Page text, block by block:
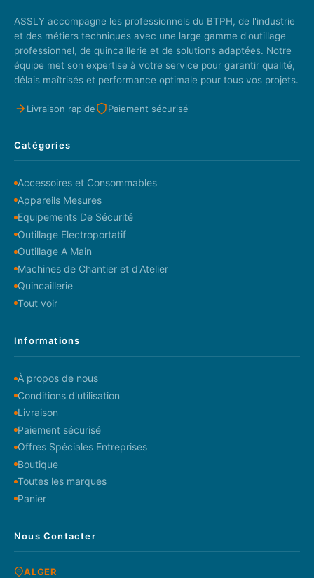
ASSLY accompagne les professionnels du BTPH, de l'industrie
et des métiers techniques avec une large gamme d'outillage
professionnel, de quincaillerie et de solutions adaptées. Notre
équipe met son expertise à votre service pour garantir qualité,
délais maîtrisés et performance optimale pour tous vos projets.
Livraison rapide Paiement sécurisé
Catégories
Accessoires et Consommables
Appareils Mesures
Equipements De Sécurité
Outillage Electroportatif
Outillage A Main
Machines de Chantier et d'Atelier
Quincaillerie
Tout voir
Informations
À propos de nous
Conditions d'utilisation
Livraison
Paiement sécurisé
Offres Spéciales Entreprises
Boutique
Toutes les marques
Panier
Nous Contacter
ALGER